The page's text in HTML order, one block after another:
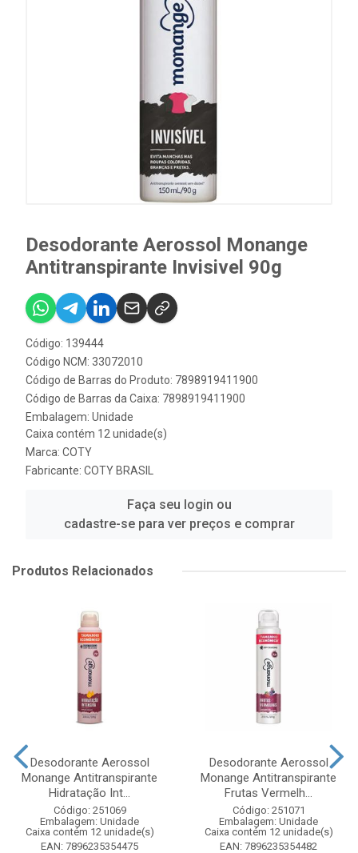
Desodorante Aerossol Monange
Antitranspirante Invisivel 90g
Código: 139444
Código NCM: 33072010
Código de Barras do Produto: 7898919411900
Código de Barras da Caixa: 7898919411900
Embalagem: Unidade
Caixa contém 12 unidade(s)
Marca: COTY
Fabricante: COTY BRASIL
Faça seu login ou
cadastre-se para ver preços e comprar
Produtos Relacionados
Desodorante Aerossol
Monange Antitranspirante
Hidratação Int...
Código: 251069
Embalagem: Unidade
Caixa contém 12 unidade(s)
EAN: 7896235354475
Desodorante Aerossol
Monange Antitranspirante
Frutas Vermelh...
Código: 251071
Embalagem: Unidade
Caixa contém 12 unidade(s)
EAN: 7896235354482